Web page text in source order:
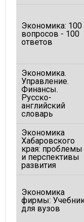
Экономика: 100
вопросов - 100
ответов
Экономика.
Управление.
Финансы.
Русско-
английский
словарь
Экономика
Хабаровского
края: проблемы
и перспективы
развития
Экономика
фирмы:
для вузов